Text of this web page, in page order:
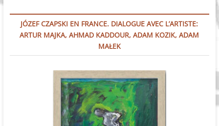
JÓZEF CZAPSKI EN FRANCE. DIALOGUE AVEC L’ARTISTE:
ARTUR MAJKA, AHMAD KADDOUR, ADAM KOZIK, ADAM
MAŁEK